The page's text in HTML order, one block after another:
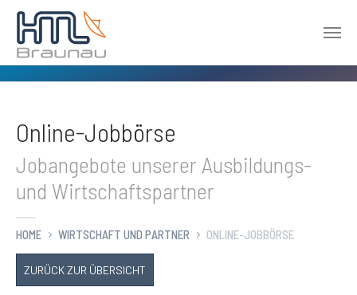
Online-Jobbörse
Jobangebote unserer Ausbildungs-
und Wirtschaftspartner
HOME WIRTSCHAFT UND PARTNER ONLINE-JOBBÖRSE
ZURÜCK ZUR ÜBERSICHT